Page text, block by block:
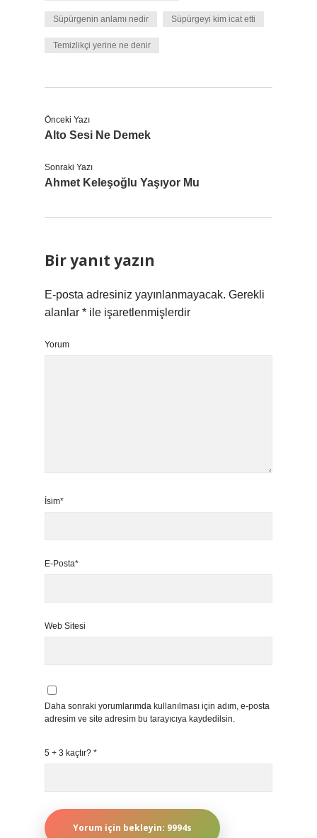
Süpürgenin anlamı nedir Süpürgeyi kim icat etti
Temizlikçi yerine ne denir
Önceki Yazı
Alto Sesi Ne Demek
Sonraki Yazı
Ahmet Keleşoğlu Yaşıyor Mu
Bir yanıt yazın
E-posta adresiniz yayınlanmayacak. Gerekli
alanlar * ile işaretlenmişlerdir
Yorum
İsim*
E-Posta*
Web Sitesi
Daha sonraki yorumlarımda kullanılması için adım, e-posta
adresim ve site adresim bu tarayıcıya kaydedilsin.
5 + 3 kaçtır? *